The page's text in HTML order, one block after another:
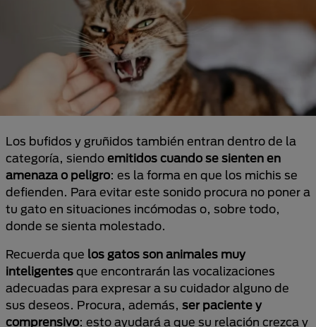
Los bufidos y gruñidos también entran dentro de la
categoría, siendo emitidos cuando se sienten en
amenaza o peligro: es la forma en que los michis se
defienden. Para evitar este sonido procura no poner a
tu gato en situaciones incómodas o, sobre todo,
donde se sienta molestado.
Recuerda que los gatos son animales muy
inteligentes que encontrarán las vocalizaciones
adecuadas para expresar a su cuidador alguno de
sus deseos. Procura, además, ser paciente y
comprensivo: esto ayudará a que su relación crezca y